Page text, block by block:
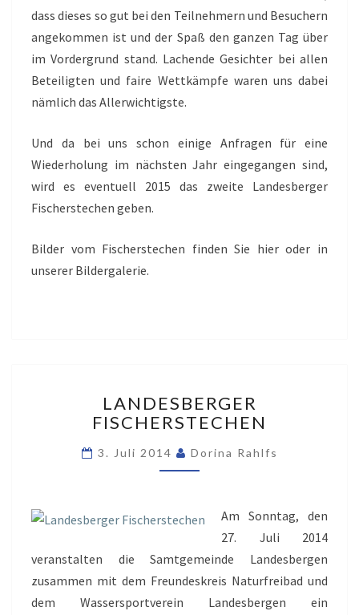
dass dieses so gut bei den Teilnehmern und Besuchern
angekommen ist und der Spaß den ganzen Tag über
im Vordergrund stand. Lachende Gesichter bei allen
Beteiligten und faire Wettkämpfe waren uns dabei
nämlich das Allerwichtigste.
Und da bei uns schon einige Anfragen für eine
Wiederholung im nächsten Jahr eingegangen sind,
wird es eventuell 2015 das zweite Landesberger
Fischerstechen geben.
Bilder vom Fischerstechen finden Sie hier oder in
unserer Bildergalerie.
FISCHERSTECHEN
LANDESBERGER
FISCHERSTECHEN
3. Juli 2014 Dorina Rahlfs
Am Sonntag, den
27. Juli 2014
veranstalten die Samtgemeinde Landesbergen
zusammen mit dem Freundeskreis Naturfreibad und
dem Wassersportverein Landesbergen ein